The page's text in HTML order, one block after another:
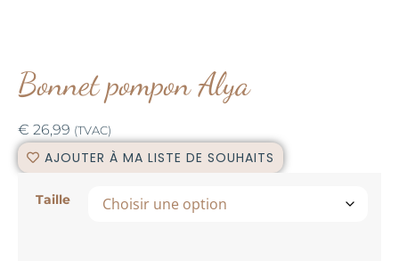
Bonnet pompon Alya
€ 26,99 (TVAC)
AJOUTER À MA LISTE DE SOUHAITS
Taille